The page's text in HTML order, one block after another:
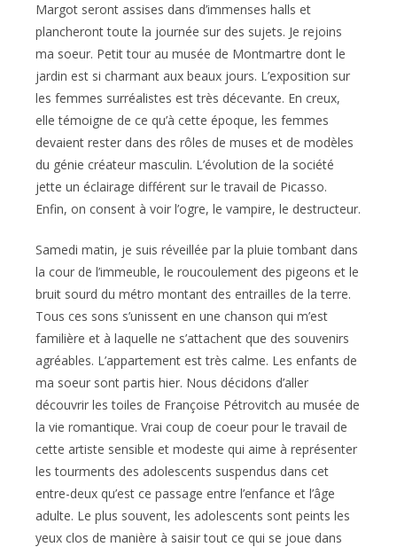
Margot seront assises dans d’immenses halls et
plancheront toute la journée sur des sujets. Je rejoins
ma soeur. Petit tour au musée de Montmartre dont le
jardin est si charmant aux beaux jours. L’exposition sur
les femmes surréalistes est très décevante. En creux,
elle témoigne de ce qu’à cette époque, les femmes
devaient rester dans des rôles de muses et de modèles
du génie créateur masculin. L’évolution de la société
jette un éclairage différent sur le travail de Picasso.
Enfin, on consent à voir l’ogre, le vampire, le destructeur.
Samedi matin, je suis réveillée par la pluie tombant dans
la cour de l’immeuble, le roucoulement des pigeons et le
bruit sourd du métro montant des entrailles de la terre.
Tous ces sons s’unissent en une chanson qui m’est
familière et à laquelle ne s’attachent que des souvenirs
agréables. L’appartement est très calme. Les enfants de
ma soeur sont partis hier. Nous décidons d’aller
découvrir les toiles de Françoise Pétrovitch au musée de
la vie romantique. Vrai coup de coeur pour le travail de
cette artiste sensible et modeste qui aime à représenter
les tourments des adolescents suspendus dans cet
entre-deux qu’est ce passage entre l’enfance et l’âge
adulte. Le plus souvent, les adolescents sont peints les
yeux clos de manière à saisir tout ce qui se joue dans